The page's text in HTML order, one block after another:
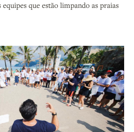
que estão limpando as praias